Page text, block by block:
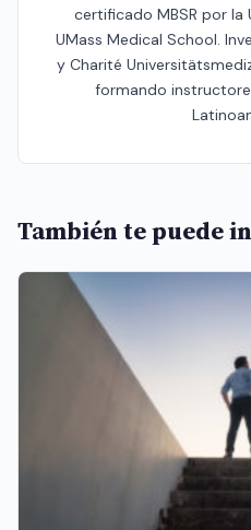
certificado MBSR por la
UMass Medical School.
y Charité
formando
También te puede